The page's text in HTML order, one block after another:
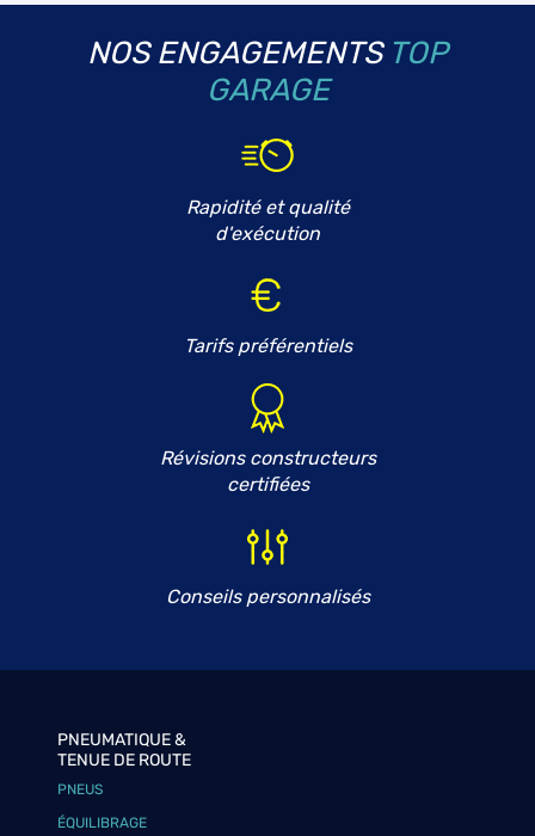
NOS ENGAGEMENTS TOP
GARAGE
Rapidité et qualité
d'exécution
Tarifs préférentiels
Révisions constructeurs
certifiées
Conseils personnalisés
PNEUMATIQUE &
TENUE DE ROUTE
PNEUS
ÉQUILIBRAGE